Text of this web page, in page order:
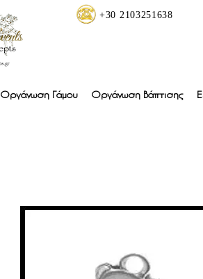
+30 2103251638
Οργάνωση Γάμου Οργάνωση Βάπτισης